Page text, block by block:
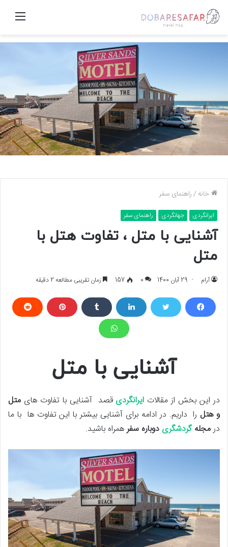
منو
خانه /راهنمای سفر
ایرانگردی جهانگردی راهنمای سفر
آشنایی با متل ، تفاوت هتل با
متل
آرام 29 آبان 1400 0
157 زمان تقریبی مطالعه 2 دقیقه
آشنایی با متل
در این بخش از مقالات ایرانگردی قصد آشنایی با تفاوت های متل
و هتل را داریم. در ادامه برای آشنایی بیشتر با این تفاوت ها با ما
درمجلهگردشگری دوباره سفرهمراه باشید.